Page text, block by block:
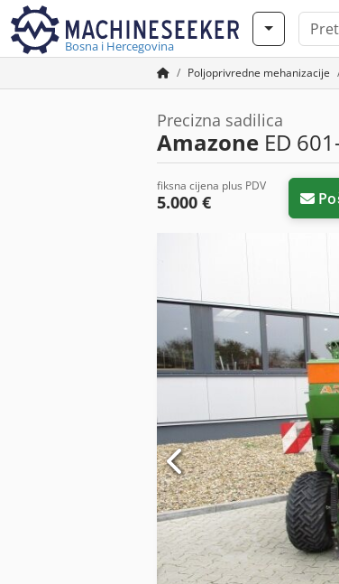
Bosna i Hercegovina
Poljoprivredne mehanizacije
Precizna sadilica
Amazone ED
fiksna cijena plus PDV
5.000 €